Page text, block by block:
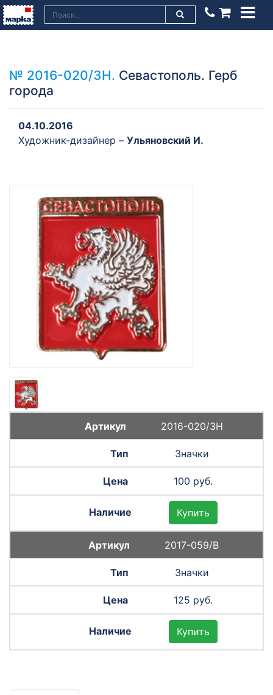
№ 2016-020/ЗН. Севастополь. Герб
города
04.10.2016
Художник-дизайнер – Ульяновский И.
2016-020/ЗН
Значки
100 руб.
Купить
2017-059/В
Значки
125 руб.
Купить